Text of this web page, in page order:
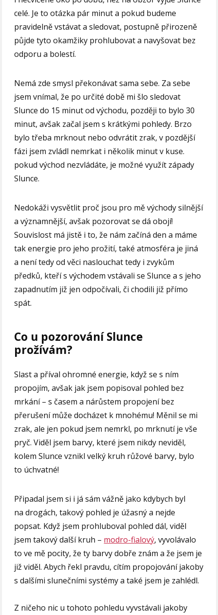
celé. Je to otázka pár minut a pokud budeme
pravidelně vstávat a sledovat, postupně přirozeně
půjde tyto okamžiky prohlubovat a navyšovat bez
odporu a bolestí.
Nemá zde smysl překonávat sama sebe. Za sebe
jsem vnímal, že po určité době mi šlo sledovat
Slunce do 15 minut od východu, později to bylo 30
minut, avšak začal jsem s krátkými pohledy. Brzo
bylo třeba mrknout nebo odvrátit zrak, v pozdější
fázi jsem zvládl nemrkat i několik minut v kuse.
pokud východ nezvládáte, je možné využít západy
Slunce.
Nedokáži vysvětlit proč jsou pro mě východy silnější
a významnější, avšak pozorovat se dá obojí!
Souvislost má jistě i to, že nám začíná den a máme
tak energie pro jeho prožití, také atmosféra je jiná
a není tedy od věci naslouchat tedy i zvykům
předků, kteří s východem vstávali se Slunce a s jeho
zapadnutím již jen odpočívali, či chodili již přímo
spát.
Co u pozorování Slunce
prožívám?
Slast a příval ohromné energie, když se s ním
propojím, avšak jak jsem popisoval pohled bez
mrkání – s časem a nárůstem propojení bez
přerušení může docházet k mnohému! Měnil se mi
zrak, ale jen pokud jsem nemrkl, po mrknutí je vše
pryč. Viděl jsem barvy, které jsem nikdy neviděl,
kolem Slunce vznikl velký kruh růžové barvy, bylo
to úchvatné!
Připadal jsem si i já sám vážně jako kdybych byl
na drogách, takový pohled je úžasný a nejde
popsat. Když jsem prohluboval pohled dál, viděl
jsem takový další kruh – modro-fialový, vyvolávalo
to ve mě pocity, že ty barvy dobře znám a že jsem je
již viděl. Abych řekl pravdu, cítím propojování jakoby
s dalšími slunečními systémy a také jsem je zahlédl.
Z ničeho nic u tohoto pohledu vyvstávali jakoby